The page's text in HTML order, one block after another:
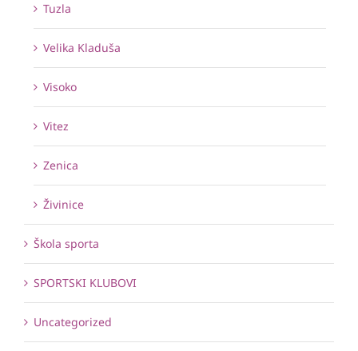
Tuzla
Velika Kladuša
Visoko
Vitez
Zenica
Živinice
Škola sporta
SPORTSKI KLUBOVI
Uncategorized